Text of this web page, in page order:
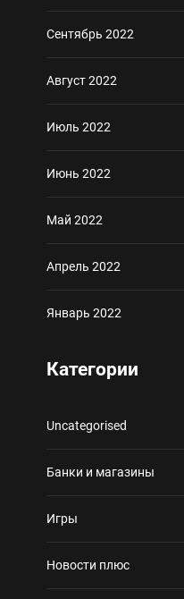
Сентябрь 2022
Август 2022
Июль 2022
Июнь 2022
Май 2022
Апрель 2022
Январь 2022
Категории
Uncategorised
Банки и магазины
Игры
Новости плюс